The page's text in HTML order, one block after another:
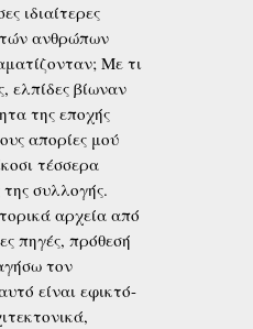
ιδιαίτερες
ανθρώπων
Με τι
ελπίδες βίωναν
της εποχής
απορίες μού
τέσσερα
συλλογής.
αρχεία από
πηγές, πρόθεσή
τον
είναι εφικτό-